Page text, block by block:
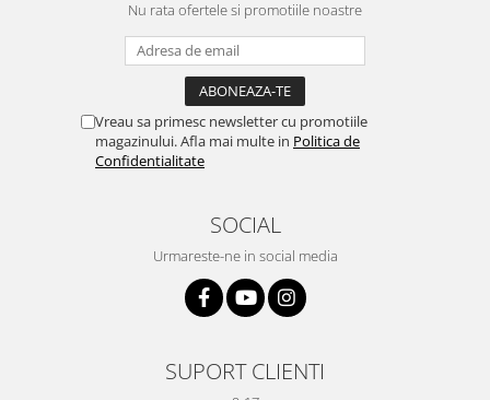
Nu rata ofertele si promotiile noastre
Vreau sa primesc newsletter cu promotiile
magazinului. Afla mai multe in Politica de
Confidentialitate
SOCIAL
Urmareste-ne in social media
SUPORT CLIENTI